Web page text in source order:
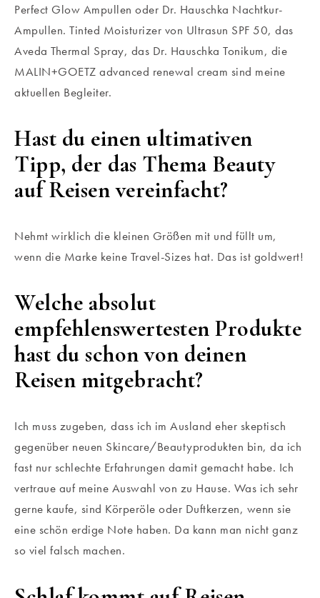
Perfect Glow Ampullen oder Dr. Hauschka Nachtkur-
Ampullen. Tinted Moisturizer von Ultrasun SPF 50, das
Aveda Thermal Spray, das Dr. Hauschka Tonikum, die
MALIN+GOETZ advanced renewal cream sind meine
aktuellen Begleiter.
Hast du einen ultimativen
Tipp, der das Thema Beauty
auf Reisen vereinfacht?
Nehmt wirklich die kleinen Größen mit und füllt um,
wenn die Marke keine Travel-Sizes hat. Das ist goldwert!
Welche absolut
empfehlenswertesten Produkte
hast du schon von deinen
Reisen mitgebracht?
Ich muss zugeben, dass ich im Ausland eher skeptisch
gegenüber neuen Skincare/Beautyprodukten bin, da ich
fast nur schlechte Erfahrungen damit gemacht habe. Ich
vertraue auf meine Auswahl von zu Hause. Was ich sehr
gerne kaufe, sind Körperöle oder Duftkerzen, wenn sie
eine schön erdige Note haben. Da kann man nicht ganz
so viel falsch machen.